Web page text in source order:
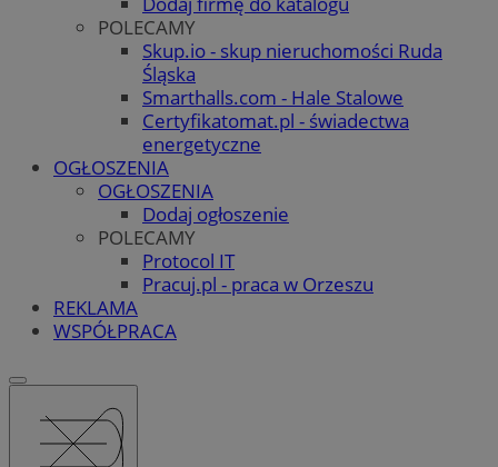
POLECAMY
Skup.io - skup nieruchomości Ruda
Śląska
Smarthalls.com - Hale Stalowe
Certyfikatomat.pl - świadectwa
energetyczne
OGŁOSZENIA
OGŁOSZENIA
Dodaj ogłoszenie
POLECAMY
Protocol IT
Pracuj.pl - praca w Orzeszu
REKLAMA
WSPÓŁPRACA